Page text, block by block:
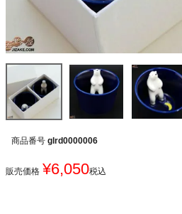
商品番号 glrd0000006
販売価格 ¥6,050税込